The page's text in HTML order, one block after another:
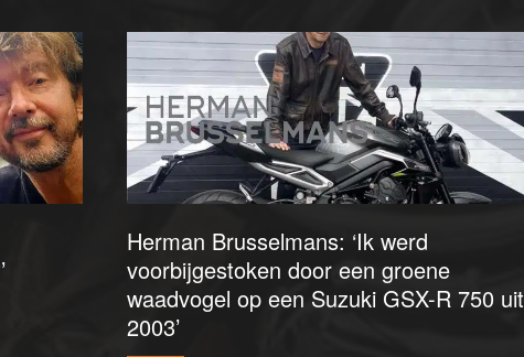
Herman Brusselmans: ‘Ik werd
voorbijgestoken door een groene
waadvogel op een Suzuki GSX-R 750 uit
2003’